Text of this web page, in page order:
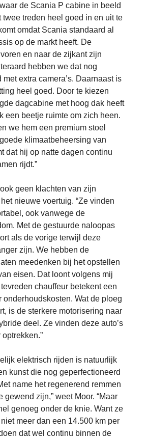
de Scania P cabine in beeld
twee treden heel goed in en uit te
omdat Scania standaard al
op de markt heeft. De
en naar de zijkant zijn
hebben we dat nog
extra camera’s. Daarnaast is
heel goed. Door te kiezen
dagcabine met hoog dak heeft
een beetje ruimte om zich heen.
we hem een premium stoel
klimaatbeheersing van
dat hij op natte dagen continu
rijdt.”
geen klachten van zijn
nieuwe voertuig. “Ze vinden
ook vanwege de
Met de gestuurde naloopas
als de vorige terwijl deze
zijn. We hebben de
meedenken bij het opstellen
eisen. Dat loont volgens mij
chauffeur betekent een
onderhoudskosten. Wat de ploeg
is de sterkere motorisering naar
deel. Ze vinden deze auto’s
elektrisch rijden is natuurlijk
kunst die nog geperfectioneerd
name het regenerend remmen
gewend zijn,” weet Moor. “Maar
genoeg onder de knie. Want ze
meer dan een 14.500 km per
dat wel continu binnen de